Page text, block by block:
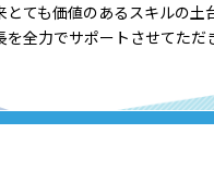
とても価値のあるスキルの土
を全力でサポートさせてただ